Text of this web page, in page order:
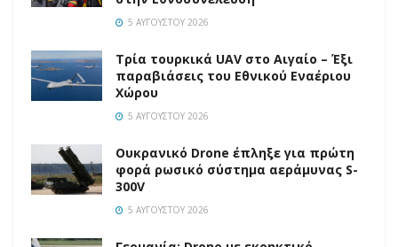
5 ΑΥΓΟΎΣΤΟΥ 2026
Τρία τουρκικά UAV στο Αιγαίο – Έξι
παραβιάσεις του Εθνικού Εναέριου
Χώρου
5 ΑΥΓΟΎΣΤΟΥ 2026
Ουκρανικό Drone έπληξε για πρώτη
φορά ρωσικό σύστημα αεράμυνας S-
300V
5 ΑΥΓΟΎΣΤΟΥ 2026